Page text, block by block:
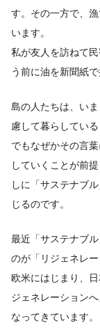
す。その一方で、
います。
私が友人を訪ねて
う前に油を新聞紙
島の人たちは、い
慮して暮らしてい
でもなぜかその言
していくことが前
しに「サステナブ
じるのです。
最近「サステナブ
のが「リジェネレー
欧米にはじまり、
ジェネレーション
なってきています。